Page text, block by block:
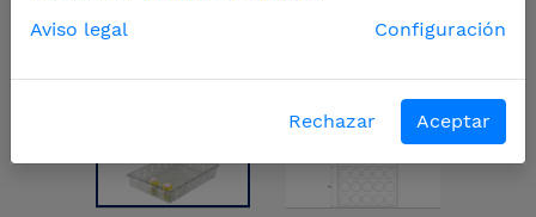
Aviso legal
Configuración
Rechazar Aceptar